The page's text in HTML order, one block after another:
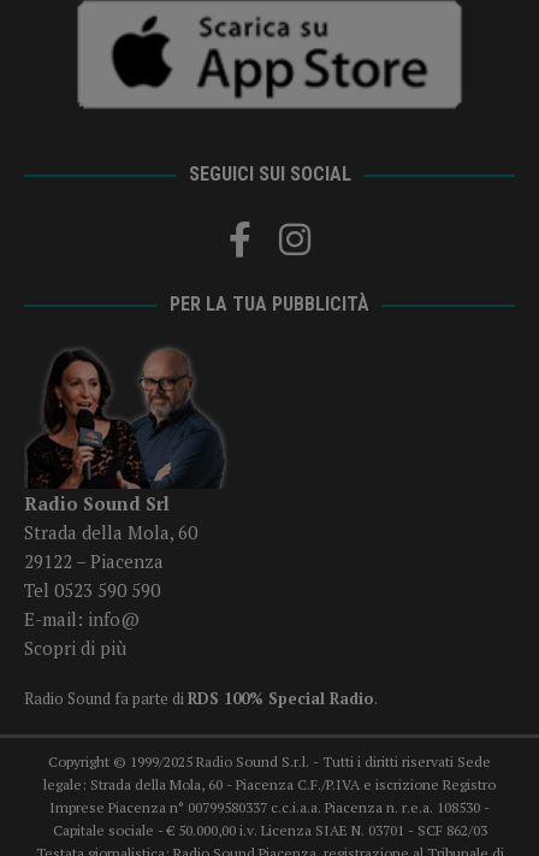
SEGUICI SUI SOCIAL
PER LA TUA PUBBLICITÀ
Radio Sound Srl
Strada della Mola, 60
29122 – Piacenza
Tel 0523 590 590
E-mail: info@
Scopri di più
Radio Sound fa parte diRDS 100% Special Radio.
Copyright © 1999/2025 Radio Sound S.r.l. - Tutti i diritti riservati Sede
legale: Strada della Mola, 60 - Piacenza C.F./P.IVA e iscrizione Registro
Imprese Piacenza n° 00799580337 c.c.i.a.a. Piacenza n. r.e.a. 108530 -
Capitale sociale - € 50.000,00 i.v. Licenza SIAE N. 03701 - SCF 862/03